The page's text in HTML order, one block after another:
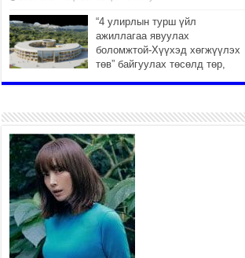
“4 улирлын турш үйл
ажиллагаа явуулах
боломжтой-Хүүхэд хөгжүүлэх
төв” байгуулах төсөлд төр,
Б.Пүрэвдагва: “Урт цагаан”-ыг
залуучууд чөлөөт цагаа
өнгөрүүлдэг, жуулчид зорьж
ирдэг цэг болгоно
2026 оны 7 сар 21 / 16 цаг 47 минут
Тусгай замын автобус /BRT/
төслийн удирдах хорооны
ээлжит хуралдаан боллоо